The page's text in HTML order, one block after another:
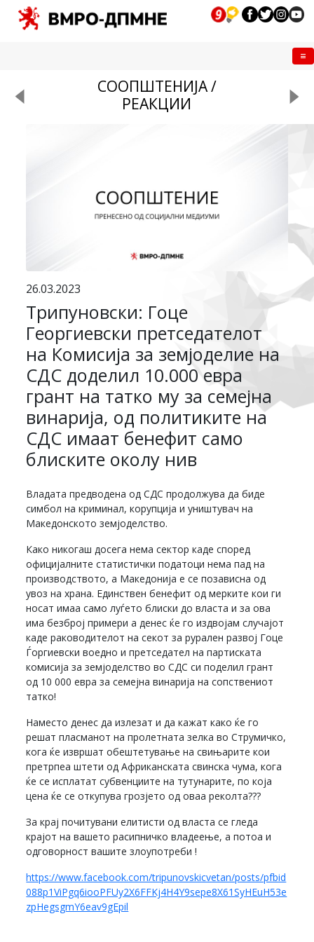
СООПШТЕНИЈА /
РЕАКЦИИ
26.03.2023
Трипуновски: Гоце
Георгиевски претседателот
на Комисија за земјоделие на
СДС доделил 10.000 евра
грант на татко му за семејна
винарија, од политиките на
СДС имаат бенефит само
блиските околу нив
Владата предводена од СДС продолжува да биде
симбол на криминал, корупција и уништувач на
Македонското земјоделство.
Како никогаш досега нема сектор каде според
официјалните статистички податоци нема пад на
производството, а Македонија е се позависна од
увоз на храна. Единствен бенефит од мерките кои ги
носат имаа само луѓето блиски до власта и за ова
има безброј примери а денес ќе го издвојам случајот
каде раководителот на секот за рурален развој Гоце
Ѓоргиевски воедно и претседател на партиската
комисија за земјоделство во СДС си поделил грант
од 10 000 евра за семејна винарија на сопствениот
татко!
Наместо денес да излезат и да кажат како ќе го
решат пласманот на пролетната зелка во Струмичко,
кога ќе извршат обештетување на свињарите кои
претрпеа штети од Африканската свинска чума, кога
ќе се исплатат субвенциите на тутунарите, по која
цена ќе се откупува грозјето од оваа реколта???
За крај почитувани елитисти од власта се гледа
крајот на вашето расипничко владеење, а потоа и
одговорност вашите злоупотреби !
https://www.facebook.com/tripunovskicvetan/posts/pfbid
088p1ViPgq6iooPFUy2X6FFKj4H4Y9sepe8X61SyHEuH53e
zpHegsgmY6eav9gEpil